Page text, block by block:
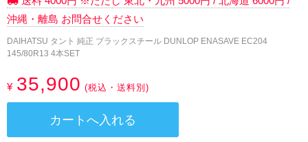
13インチ：夏タイヤホイール
14インチ：夏タイヤホイール
15インチ：夏タイヤホイール
16インチ：夏タイヤホイール
沖縄・離島 お問合せください
DAIHATSU タント 純正 ブラックスチール DUNLOP ENASAVE EC204
145/80R13 4本SET
¥ 35,900 (税込・送料別)